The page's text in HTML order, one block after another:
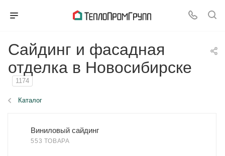
Сайдинг и фасадная
отделка в Новосибирске
1174
Каталог
Виниловый сайдинг
553 ТОВАРА